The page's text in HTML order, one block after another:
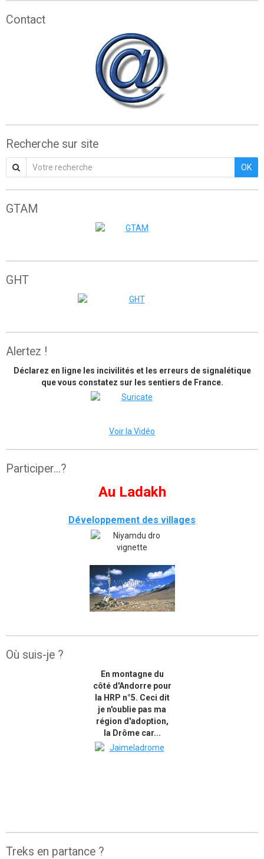
Contact
Recherche sur site
OK
GTAM
GHT
Alertez !
Déclarez en ligne les incivilités et les erreurs de signalétique
que vous constatez sur les sentiers de France.
Voir la Vidéo
Participer...?
Au Ladakh
Développement des villages
Où suis-je ?
En montagne du
côté d'Andorre pour
la HRP n°5. Ceci dit
je n'oublie pas ma
région d'adoption,
la Drôme car...
Treks en partance ?